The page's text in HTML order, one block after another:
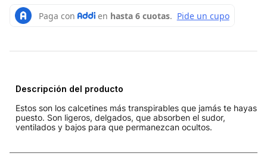
Descripción del producto
Estos son los calcetines más transpirables que jamás te hayas
puesto. Son ligeros, delgados, que absorben el sudor,
ventilados y bajos para que permanezcan ocultos.